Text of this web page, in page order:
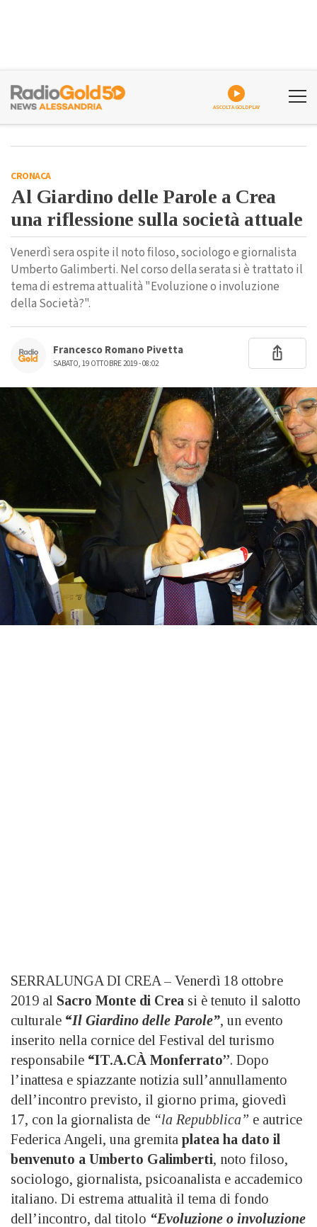
ASCOLTA GOLDPLAY
CRONACA
Al Giardino delle Parole a Crea
una riflessione sulla società attuale
Venerdì sera ospite il noto filoso, sociologo e giornalista
Umberto Galimberti. Nel corso della serata si è trattato il
tema di estrema attualità "Evoluzione o involuzione
della Società?".
Francesco Romano Pivetta
SABATO, 19 OTTOBRE 2019 - 08:02
SERRALUNGA DI CREA – Venerdì 18 ottobre
2019 al Sacro Monte di Crea si è tenuto il salotto
culturale “Il Giardino delle Parole”, un evento
inserito nella cornice del Festival del turismo
responsabile “IT.A.CÀ Monferrato”. Dopo
l’inattesa e spiazzante notizia sull’annullamento
dell’incontro previsto, il giorno prima, giovedì
17, con la giornalista de “la Repubblica” e autrice
Federica Angeli, una gremita platea ha dato il
benvenuto a Umberto Galimberti, noto filoso,
sociologo, giornalista, psicoanalista e accademico
italiano. Di estrema attualità il tema di fondo
dell’incontro, dal titolo “Evoluzione o involuzione